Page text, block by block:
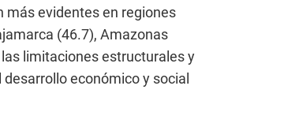
más evidentes en regiones
(46.7), Amazonas
limitaciones estructurales y
económico y social